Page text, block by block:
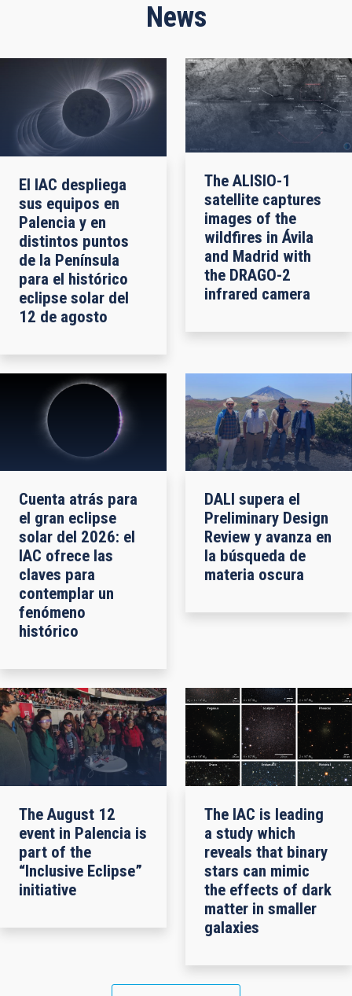
News
El IAC despliega
sus equipos en
Palencia y en
distintos puntos
de la Península
para el histórico
eclipse solar del
12 de agosto
The ALISIO-1
satellite captures
images of the
wildfires in Ávila
and Madrid with
the DRAGO-2
infrared camera
Cuenta atrás para
el gran eclipse
solar del 2026: el
IAC ofrece las
claves para
contemplar un
fenómeno
histórico
DALI supera el
Preliminary Design
Review y avanza en
la búsqueda de
materia oscura
The August 12
event in Palencia is
part of the
“Inclusive Eclipse”
initiative
The IAC is leading
a study which
reveals that binary
stars can mimic
the effects of dark
matter in smaller
galaxies